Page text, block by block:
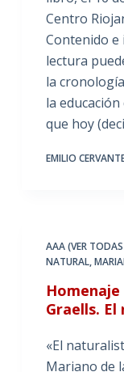
Centro
Contenido e
lectura
la
la
que hoy
EMILIO
AAA (VER
NATURAL,
Graells.
«El
Mariano de